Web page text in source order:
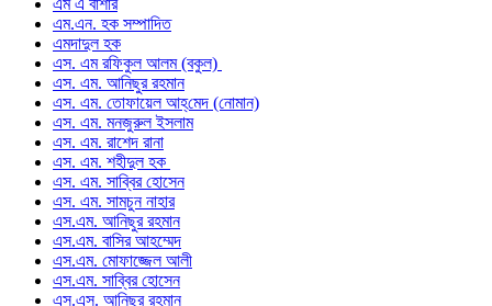
এম এ বাশার
এম.এন. হক সম্পাদিত
এমদাদুল হক
এস. এম রফিকুল আলম (বকুল)
এস. এম. আনিছুর রহমান
এস. এম. তোফায়েল আহ্‌মেদ (নোমান)
এস. এম. মনজুরুল ইসলাম
এস. এম. রাশেদ রানা
এস. এম. শহীদুল হক
এস. এম. সাব্বির হোসেন
এস. এম. সামচুন নাহার
এস.এম. আনিছুর রহমান
এস.এম. বাসির আহম্মেদ
এস.এম. মোফাজ্জেল আলী
এস.এম. সাব্বির হোসেন
এস.এস. আনিছুর রহমান